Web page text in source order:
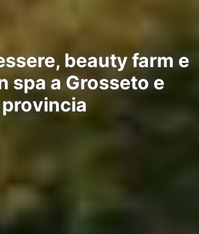
beauty farm e
spa a Grosseto e
provincia